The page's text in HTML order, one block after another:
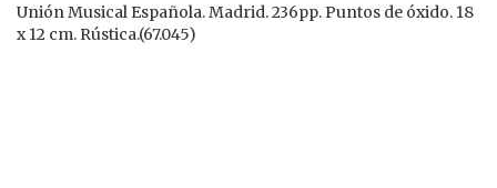
Unión Musical Española. Madrid. 236pp. Puntos de óxido. 18
x 12 cm. Rústica.(67.045)